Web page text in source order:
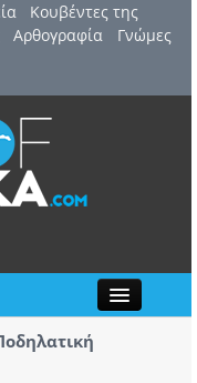
Kουβέντες της
Αρθογραφία
Γνώμες